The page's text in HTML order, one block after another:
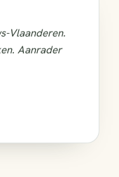
Vlaanderen.
Aanrader